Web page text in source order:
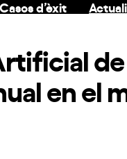
Casos d’èxit
en el